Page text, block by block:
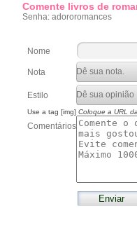
Comente livros de
Senha: adororomances
Nome
Nota
Estilo
Use a tag [img] Coloque a URL
Comentários